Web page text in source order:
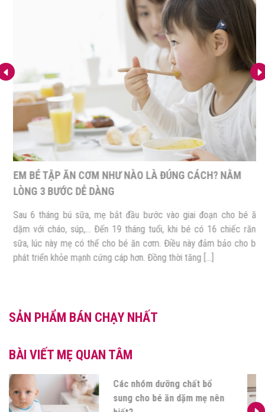
EM BÉ TẬP ĂN CƠM NHƯ NÀO LÀ ĐÚNG CÁCH? NẰM
LÒNG 3 BƯỚC DỄ DÀNG
Sau 6 tháng bú sữa, mẹ bắt đầu bước vào giai đoạn cho bé ăn
dặm với cháo, súp,… Đến 19 tháng tuổi, khi bé có 16 chiếc răng
sữa, lúc này mẹ có thể cho bé ăn cơm. Điều này đảm bảo cho bé
phát triển khỏe mạnh cứng cáp hơn. Đồng thời tăng […]
SẢN PHẨM BÁN CHẠY NHẤT
BÀI VIẾT MẸ QUAN TÂM
Các nhóm dưỡng chất bổ
sung cho bé ăn dặm mẹ nên